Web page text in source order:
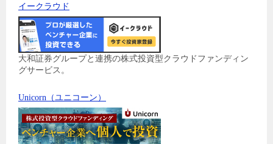
イークラウド
大和証券グループと連携の株式投資型クラウドファンディン
グサービス。
Unicorn（ユニコーン）